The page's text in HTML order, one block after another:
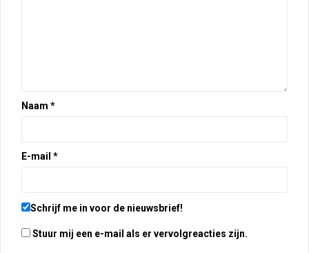
Naam *
E-mail *
Schrijf me in voor de nieuwsbrief!
Stuur mij een e-mail als er vervolgreacties zijn.